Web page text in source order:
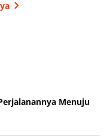
Menuju